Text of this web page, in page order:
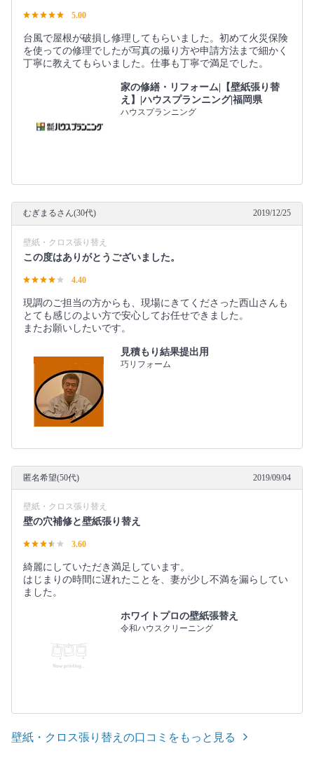
5.00
台風で屋根が破損し修理してもらいました。初めて火災保険
を使っての修理でしたが写真の撮り方や申請方法まで細かく
丁寧に教えてもらいました。仕事も丁寧で満足でした。
家の修繕・リフォーム|【壁紙張り替
え】|ハウスプランニング|福岡県
ハウスプランニング
むぎまるさん(30代) 2019/12/25
壁紙・クロス張り替え
この度はありがとうございました。
4.40
現調のご担当の方からも、現場にきてくださった西山さんも
とても感じのよい方で安心してお任せできました。
またお願いしたいです。
見積もり結果提出用
巧リフォーム
匿名希望(50代) 2019/09/04
壁紙・クロス張り替え
壁の穴補修と壁紙張り替え
3.60
綺麗にしていただき満足しています。
はじまりの時間に遅れたことを、妻が少し不満を漏らしてい
ました。
ホワイトプロの壁紙張替え
令和ハウスクリーニング
壁紙・クロス張り替えの口コミをもっと見る